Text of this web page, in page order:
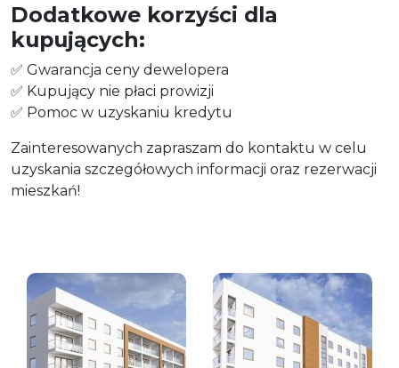
Dodatkowe korzyści dla
kupujących:
✅ Gwarancja ceny dewelopera
✅ Kupujący nie płaci prowizji
✅ Pomoc w uzyskaniu kredytu
Zainteresowanych zapraszam do kontaktu w celu
uzyskania szczegółowych informacji oraz rezerwacji
mieszkań!